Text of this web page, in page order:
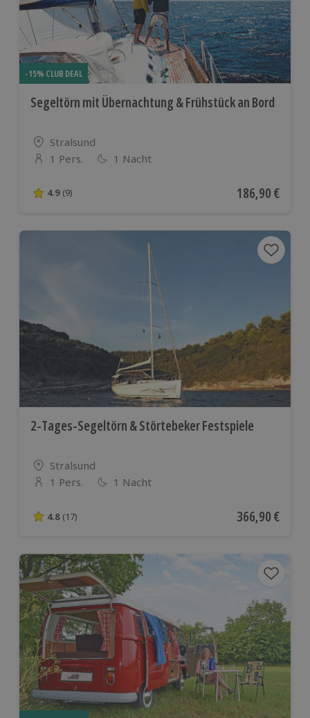
-15% CLUB DEAL
Segeltörn mit Übernachtung & Frühstück an Bord
Standort
Stralsund
Anzahl der Teilnehmer
1 Pers. 1 Nacht
4.9 von 5 Sternen basierend auf 9 Bewertungen
4.9 (9) Aktueller Preis
186,90 €
2-Tages-Segeltörn & Störtebeker Festspiele
Standort
Stralsund
Anzahl der Teilnehmer
1 Pers. 1 Nacht
4.8 von 5 Sternen basierend auf 17 Bewertungen
4.8 (17) Aktueller Preis
366,90 €